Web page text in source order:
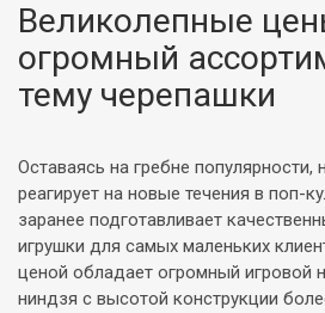
Великолепные
огромный
тему черепашки
Оставаясь на гребне популярности,
реагирует на новые течения в поп-
заранее подготавливает
игрушки для самых маленьких
ценой обладает огромный игровой
ниндзя с высотой конструкции